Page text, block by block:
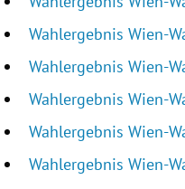
Wahlergebnis Wien-
Wahlergebnis Wien-
Wahlergebnis Wien-
Wahlergebnis Wien-
Wahlergebnis Wien-